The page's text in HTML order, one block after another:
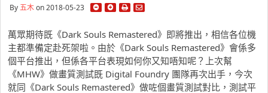
By五木on 2018-05-23
萬眾期待既《Dark Souls Remastered》即將推出，相信各位機
主都準備定赴死架啦。由於《Dark Souls Remastered》會係多
個平台推出，但係各平台表現如何你又知唔知呢？上次幫
《MHW》做畫質測試既 Digital Foundry 團隊再次出手，今次
就同《Dark Souls Remastered》做咗個畫質測試對比，測試平